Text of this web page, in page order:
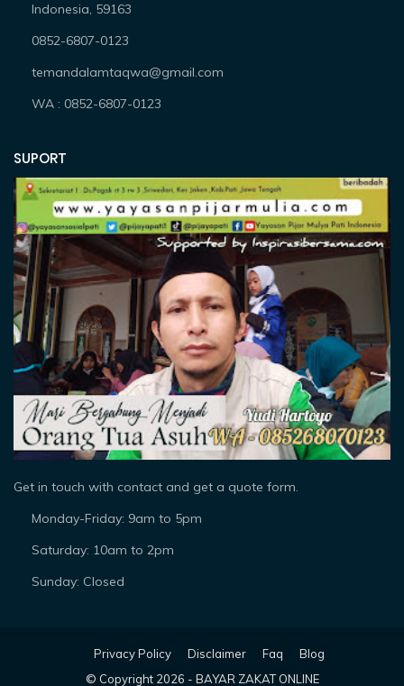
Indonesia, 59163
0852-6807-0123
temandalamtaqwa@gmail.com
WA : 0852-6807-0123
SUPORT
Get in touch with contact and get a quote form.
Monday-Friday: 9am to 5pm
Saturday: 10am to 2pm
Sunday: Closed
Privacy Policy Disclaimer Faq
Blog
© Copyright 2026 - BAYAR ZAKAT ONLINE